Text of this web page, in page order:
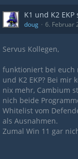
K1 und K2
doug 6. Februar
Servus Kollegen,
funktioniert bei euch
und K2 EKP? Bei
nix mehr, Cambium
nich beide
Whitelist vom
als Ausnahmen.
Zumal Win 11 gar